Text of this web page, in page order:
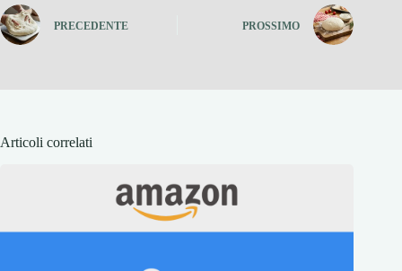
PRECEDENTE PROSSIMO
Articoli correlati